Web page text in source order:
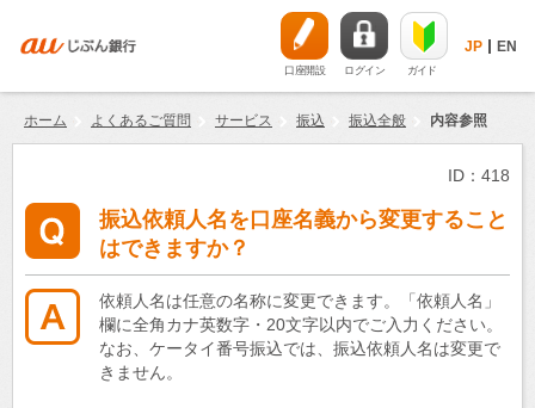
口座開設 ログイン ガイド
JP EN
ホーム よくあるご質問 サービス 振込 振込全般 内容参照
ID：418
振込依頼人名を口座名義から変更すること
はできますか？
依頼人名は任意の名称に変更できます。「依頼人名」
欄に全角カナ英数字・20文字以内でご入力ください。
なお、ケータイ番号振込では、振込依頼人名は変更で
きません。